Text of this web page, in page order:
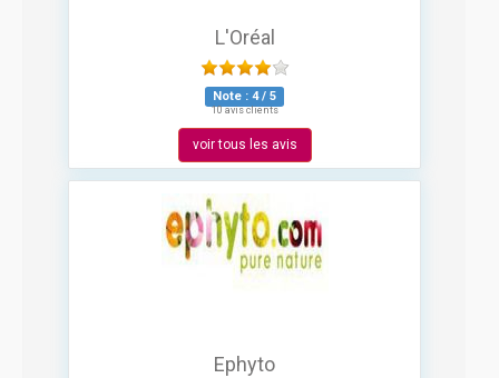
L'Oréal
Note : 4/ 5
10 avis clients
voir tous les avis
Ephyto